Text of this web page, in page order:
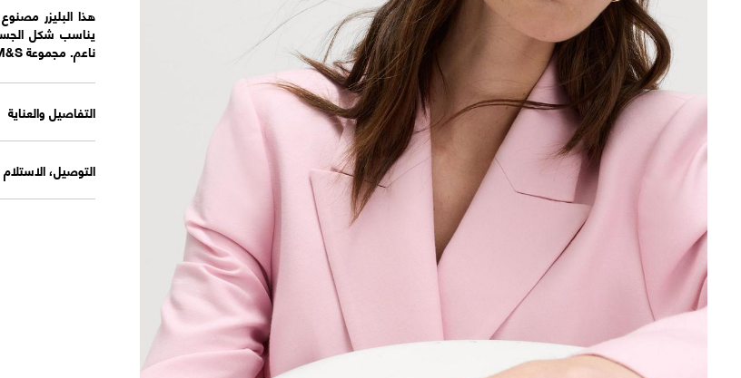
هذا البليزر
يناسب شكل الجسم
ناعم. مجموعة M&S: أساسيات خزانة سهلة الارتداء تجمع بين الأساليب الكلاسيكية والمعاصرة.
التفاصيل والعناية
التوصيل، الاستلام